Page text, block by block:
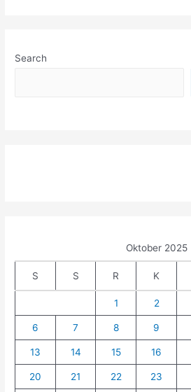
Search
Oktober 2025
S S R K
1 2
6 7 8 9
13 14 15 16
20 21 22 23